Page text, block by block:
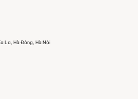
La, Hà Đông, Hà Nội